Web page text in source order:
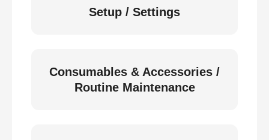
Setup / Settings
Consumables & Accessories /
Routine Maintenance